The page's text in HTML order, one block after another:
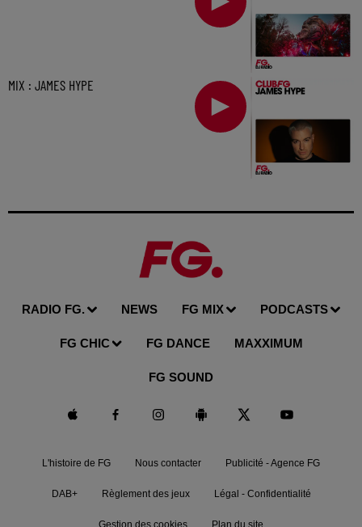
MIX : JAMES HYPE
RADIO FG. NEWS FG MIX PODCASTS
FG CHIC FG DANCE MAXXIMUM
FG SOUND
L'histoire de FG Nous contacter Publicité - Agence FG
DAB+ Règlement des jeux Légal - Confidentialité